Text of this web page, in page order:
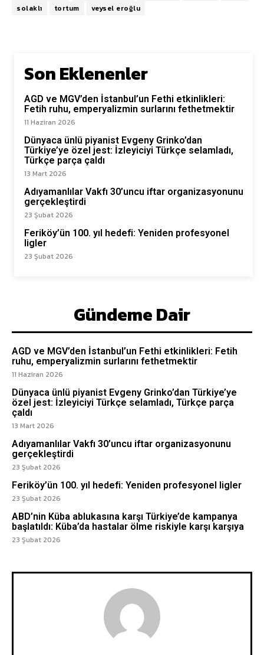
solaklı
tortum veysel eroğlu
Son Eklenenler
AGD ve MGV’den İstanbul’un Fethi etkinlikleri:
Fetih ruhu, emperyalizmin surlarını fethetmektir
11 Haziran 2026
Dünyaca ünlü piyanist Evgeny Grinko’dan
Türkiye’ye özel jest: İzleyiciyi Türkçe selamladı,
Türkçe parça çaldı
13 Mart 2026
Adıyamanlılar Vakfı 30’uncu iftar organizasyonunu
gerçekleştirdi
23 Şubat 2026
Feriköy’ün 100. yıl hedefi: Yeniden profesyonel
ligler
23 Şubat 2026
Gündeme Dair
AGD ve MGV’den İstanbul’un Fethi etkinlikleri: Fetih
ruhu, emperyalizmin surlarını fethetmektir
11 Haziran 2026
Dünyaca ünlü piyanist Evgeny Grinko’dan Türkiye’ye
özel jest: İzleyiciyi Türkçe selamladı, Türkçe parça
çaldı
13 Mart 2026
Adıyamanlılar Vakfı 30’uncu iftar organizasyonunu
gerçekleştirdi
23 Şubat 2026
Feriköy’ün 100. yıl hedefi: Yeniden profesyonel ligler
23 Şubat 2026
ABD’nin Küba ablukasına karşı Türkiye’de kampanya
başlatıldı: Küba’da hastalar ölme riskiyle karşı karşıya
23 Şubat 2026